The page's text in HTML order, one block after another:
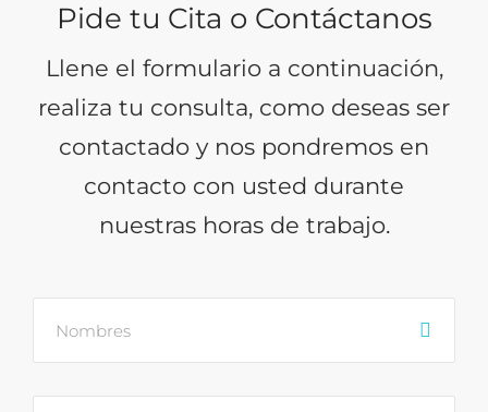
Pide tu Cita o Contáctanos
Llene el formulario a continuación,
realiza tu consulta, como deseas ser
contactado y nos pondremos en
contacto con usted durante
nuestras horas de trabajo.